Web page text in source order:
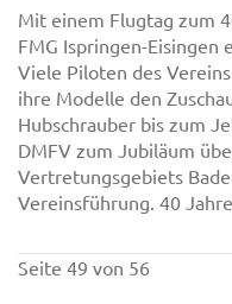
Mit einem Flugtag zum
FMG Ispringen-Eisingen
Viele Piloten des
ihre Modelle den
Hubschrauber bis zum
DMFV zum Jubiläum
Vertretungsgebiets
Vereinsführung. 40
Seite 49 von 56